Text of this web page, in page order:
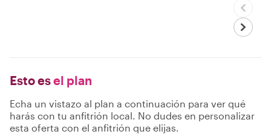
Esto esel plan
Echa un vistazo al plan a continuación para ver qué
harás con tu anfitrión local. No dudes en personalizar
esta oferta con el anfitrión que elijas.